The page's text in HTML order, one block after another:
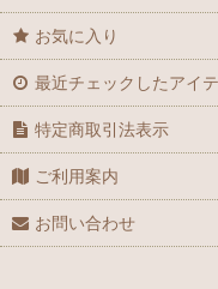
お気に入り
最近チェックしたアイ
特定商取引法表示
ご利用案内
お問い合わせ